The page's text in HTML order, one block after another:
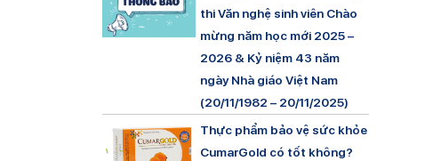
thi Văn nghệ sinh viên Chào
mừng năm học mới 2025 –
2026 & Kỷ niệm 43 năm
ngày Nhà giáo Việt Nam
(20/11/1982 – 20/11/2025)
Thực phẩm bảo vệ sức khỏe
CumarGold có tốt không?